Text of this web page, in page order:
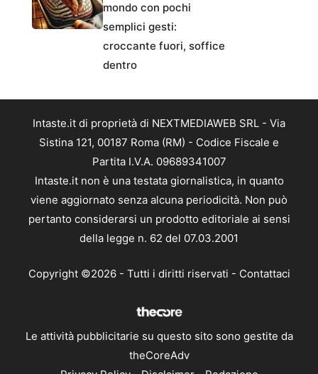
mondo con pochi
semplici gesti:
croccante fuori, soffice
dentro
Intaste.it di proprietà di NEXTMEDIAWEB SRL - Via
Sistina 121, 00187 Roma (RM) - Codice Fiscale e
Partita I.V.A. 09689341007
Intaste.it non è una testata giornalistica, in quanto
viene aggiornato senza alcuna periodicità. Non può
pertanto considerarsi un prodotto editoriale ai sensi
della legge n. 62 del 07.03.2001
Copyright ©2026 - Tutti i diritti riservati - Contattaci
Le attività pubblicitarie su questo sito sono gestite da
theCoreAdv